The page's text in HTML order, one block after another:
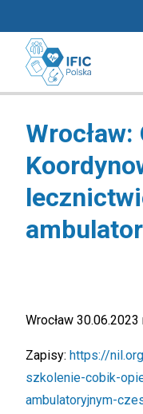
Wrocław:
Wrocław 30.06.2023
Zapisy: https://
szkolenie-cobik-
ambulatoryjnym-